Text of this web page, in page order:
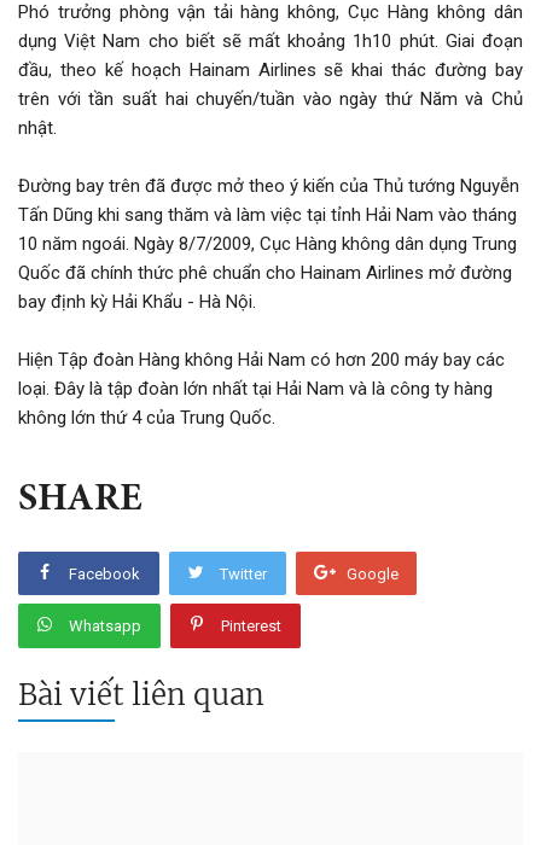
Quy Trình/Hướng Dẫn Đầu Tư
Tiêu Chuẩn Việt Nam
Thỏa Thuận Sử Dụng
Đăng ký
VN
ĐĂNG BÁN
Phó trưởng phòng vận tải hàng không, Cục Hàng không dân
dụng Việt Nam cho biết sẽ mất khoảng 1h10 phút. Giai đoạn
đầu, theo kế hoạch Hainam Airlines sẽ khai thác đường bay
trên với tần suất hai chuyến/tuần vào ngày thứ Năm và Chủ
nhật.
Đường bay trên đã được mở theo ý kiến của Thủ tướng Nguyễn
Tấn Dũng khi sang thăm và làm việc tại tỉnh Hải Nam vào tháng
10 năm ngoái. Ngày 8/7/2009, Cục Hàng không dân dụng Trung
Quốc đã chính thức phê chuẩn cho Hainam Airlines mở đường
bay định kỳ Hải Khẩu - Hà Nội.
Hiện Tập đoàn Hàng không Hải Nam có hơn 200 máy bay các
loại. Đây là tập đoàn lớn nhất tại Hải Nam và là công ty hàng
không lớn thứ 4 của Trung Quốc.
SHARE
Facebook Twitter Google
Whatsapp Pinterest
Bài viết liên quan